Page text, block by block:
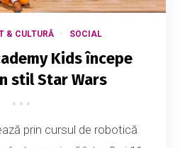
& CULTURĂ SOCIAL
Kids începe
stil Star Wars
prin cursul de robotică